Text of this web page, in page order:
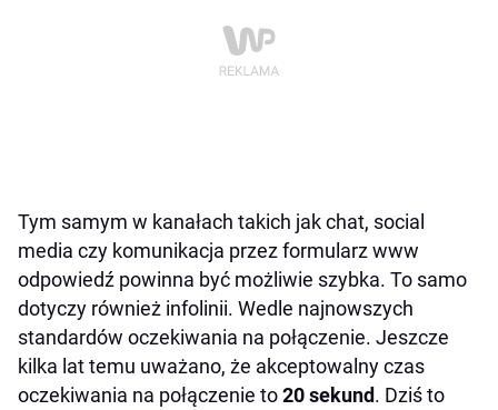
Tym samym w kanałach takich jak chat, social
media czy komunikacja przez formularz www
odpowiedź powinna być możliwie szybka. To samo
dotyczy również infolinii. Wedle najnowszych
standardów oczekiwania na połączenie. Jeszcze
kilka lat temu uważano, że akceptowalny czas
oczekiwania na połączenie to20 sekund. Dziś to